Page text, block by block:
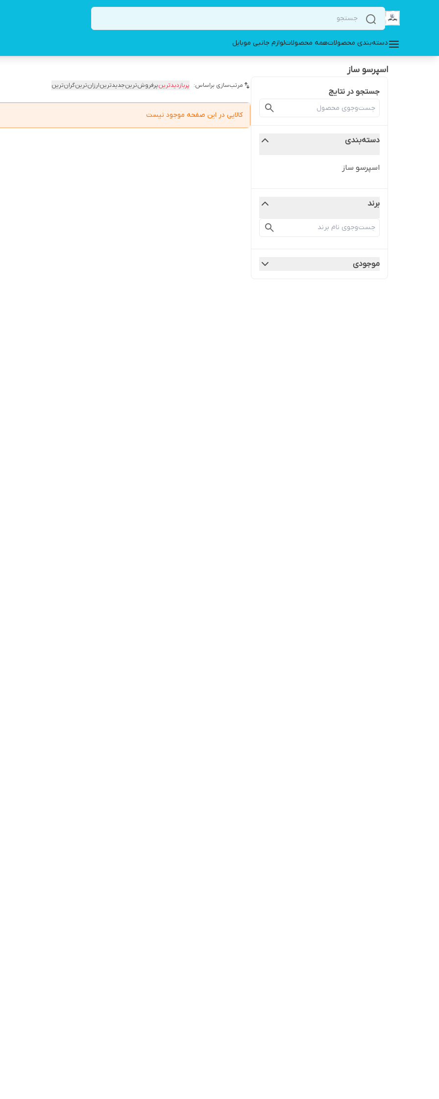
دسته‌بندی محصولاتهمه محصولاتلوازم جانبی موبایل
اسپرسو ساز
جستجو در نتایج
دسته‌بندی
اسپرسو ساز
برند
موجودی
مرتب‌سازی براساس: پربازدیدترینپرفروش‌ترینجدیدترینارزان‌ترینگران‌ترین
کالایی در این صفحه موجود نیست